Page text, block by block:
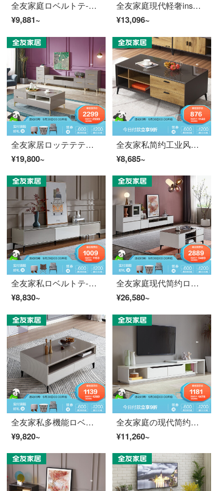
全友家庭ロベルトテ-ブルテーレ-ビネットセット北欧简约钢化ガラステーブル可伸缩テレビキャビネット小戸型客間収納家具の店头店同款70568テルビネット
¥9,881~
全友家庭現代軽奢ins风roテールテッブビデオネットセット高身長収纳タワーセット家具小戸型客間鋼化ガラス台面のキャビネット120779。
¥13,096~
全友家居ロッテテテブルテルテルビクター+126001ドレビナート(主なキャビネット)
¥19,800~
全友家私简约工业风度テレビチャンネル125907/125908 1257-1ロベルトケース
¥8,685~
全友家私ロベルトテ-ブ-ルテルテルビクターの组み合わせは二色のステッチを组み合わせた小さな家型応接间の贮蔵家具の现代简约な闭锁式の多抽の戸棚12618。
¥8,830~
全友家庭现代简约ロベルトテーブル126107ロベルトベルト+组み合わせテレビネット(メインケース+ショーケース付き1)
¥26,580~
全友家私多機能ロベルトベルトベルトベルトテレビネットリビングルームルームチェイストユニット現代シンプルサイズ戸型家具鋼化ガラス台面126106ロワール
¥9,820~
全友家庭の现代简约ロベルトベルトのテーブルを折り畳んだパッケージ家具120790。
¥11,260~